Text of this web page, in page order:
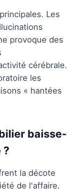
Les
provoque des
cérébrale.
les
« hantées
baisse-
?
la décote
de l'affaire.